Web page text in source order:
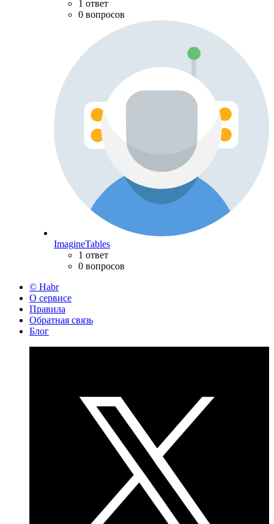
1 ответ
0 вопросов
ImagineTables
1 ответ
0 вопросов
© Habr
О сервисе
Правила
Обратная связь
Блог